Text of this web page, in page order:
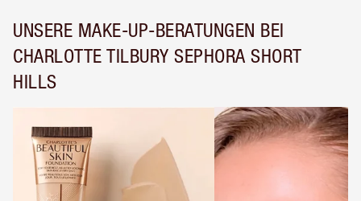
UNSERE MAKE-UP-BERATUNGEN BEI
CHARLOTTE TILBURY SEPHORA SHORT
HILLS